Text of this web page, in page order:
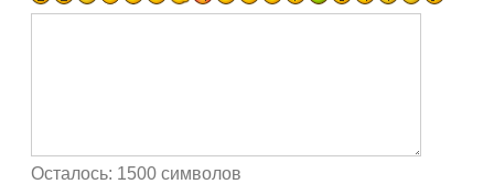
Осталось: 1500 символов